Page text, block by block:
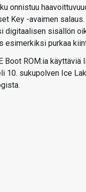
onnistuu
Key -avaimen
digitaalisen sisällön
esimerkiksi purkaa
Boot ROM:ia käyttäviä
10. sukupolven Ice